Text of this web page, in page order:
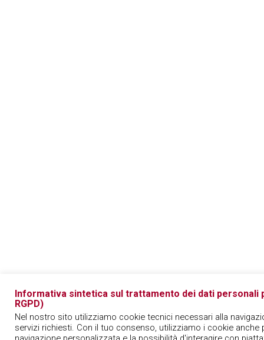
Informativa sintetica sul trattamento dei dati personali
RGPD)
Nel nostro sito utilizziamo cookie tecnici necessari alla
servizi richiesti. Con il tuo consenso, utilizziamo i cookie anche